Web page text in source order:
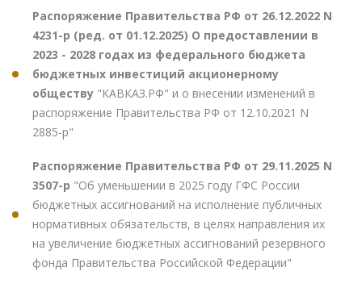
Распоряжение Правительства РФ от 26.12.2022 N
4231-р (ред. от 01.12.2025) О предоставлении в
2023 - 2028 годах из федерального бюджета
бюджетных инвестиций акционерному
обществу "КАВКАЗ.РФ" и о внесении изменений в
распоряжение Правительства РФ от 12.10.2021 N
2885-р"
Распоряжение Правительства РФ от 29.11.2025 N
3507-р "Об уменьшении в 2025 году ГФС России
бюджетных ассигнований на исполнение публичных
нормативных обязательств, в целях направления их
на увеличение бюджетных ассигнований резервного
фонда Правительства Российской Федерации"